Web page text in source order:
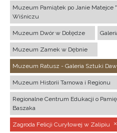
Muzeum Pamiątek po Janie Matejce
Wiśniczu
Muzeum Dwór w Dołędze
Muzeum Zamek w Dębnie
Muzeum Ratusz - Galeria Sztuki
Muzeum Historii Tarnowa i Regionu
Regionalne Centrum Edukacji o
Baszaka
Zagroda Felicji Curyłowej w Zalipiu